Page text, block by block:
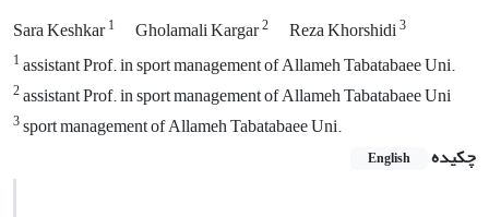
Sara Keshkar1 Gholamali Kargar2 Reza Khorshidi3
1assistant Prof. in sport management of Allameh Tabatabaee Uni.
2assistant Prof. in sport management of Allameh Tabatabaee Uni
3sport management of Allameh Tabatabaee Uni.
چکیده
English